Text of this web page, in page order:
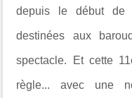
depuis le début
destinées aux
spectacle. Et cette
règle... avec une